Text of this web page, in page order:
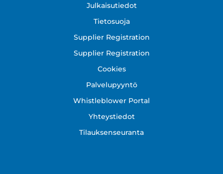
Julkaisutiedot
Tietosuoja
Supplier Registration
Supplier Registration
Cookies
Palvelupyyntö
Whistleblower Portal
Yhteystiedot
Tilauksenseuranta